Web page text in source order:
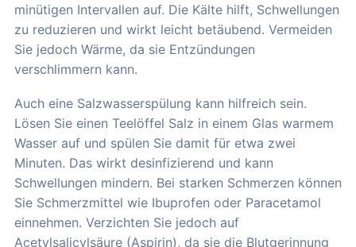
minütigen Intervallen auf. Die Kälte hilft, Schwellungen
zu reduzieren und wirkt leicht betäubend. Vermeiden
Sie jedoch Wärme, da sie Entzündungen
verschlimmern kann.
Auch eine Salzwasserspülung kann hilfreich sein.
Lösen Sie einen Teelöffel Salz in einem Glas warmem
Wasser auf und spülen Sie damit für etwa zwei
Minuten. Das wirkt desinfizierend und kann
Schwellungen mindern. Bei starken Schmerzen können
Sie Schmerzmittel wie Ibuprofen oder Paracetamol
einnehmen. Verzichten Sie jedoch auf
Acetylsalicylsäure (Aspirin), da sie die Blutgerinnung